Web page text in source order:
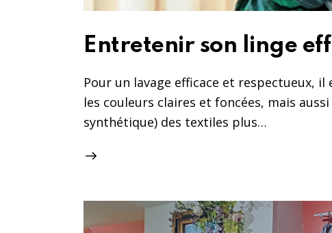
Entretenir son linge
Pour un lavage efficace et respectueux,
les couleurs claires et foncées, mais
synthétique) des textiles plus…